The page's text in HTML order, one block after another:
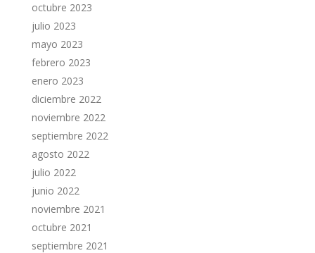
octubre 2023
julio 2023
mayo 2023
febrero 2023
enero 2023
diciembre 2022
noviembre 2022
septiembre 2022
agosto 2022
julio 2022
junio 2022
noviembre 2021
octubre 2021
septiembre 2021